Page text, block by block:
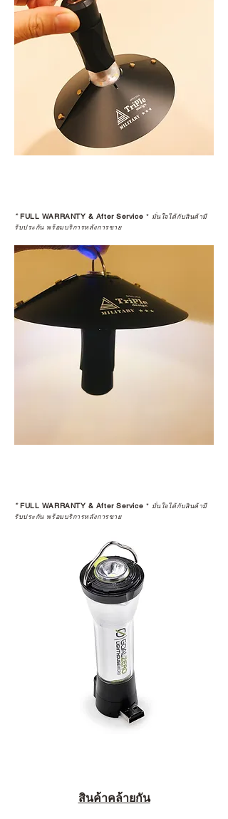
*FULL WARRANTY & After Service * มั่นใจได้กับสินค้ามี
รับประกัน พร้อมบริการหลังการขาย
*FULL WARRANTY & After Service * มั่นใจได้กับสินค้ามี
รับประกัน พร้อมบริการหลังการขาย
สินค้าคล้ายกัน